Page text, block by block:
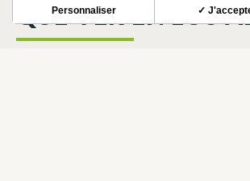
QUÉ VER EN LOS
✓
Personnaliser